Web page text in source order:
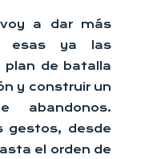
a dar más
esas ya las
plan de batalla
y construir un
abandonos.
gestos, desde
el orden de